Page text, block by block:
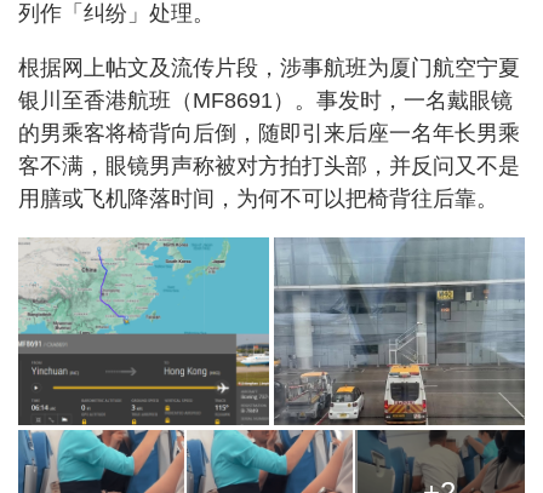
列作「纠纷」处理。
根据网上帖文及流传片段，涉事航班为厦门航空宁夏
银川至香港航班（MF8691）。事发时，一名戴眼镜
的男乘客将椅背向后倒，随即引来后座一名年长男乘
客不满，眼镜男声称被对方拍打头部，并反问又不是
用膳或飞机降落时间，为何不可以把椅背往后靠。